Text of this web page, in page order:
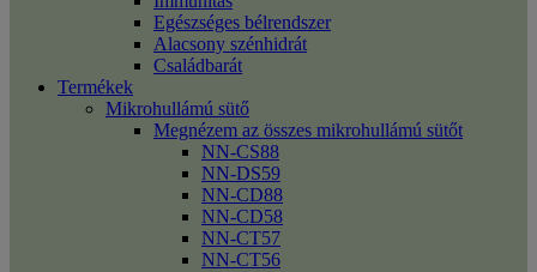
Egészséges bélrendszer
Alacsony szénhidrát
Családbarát
Termékek
Mikrohullámú sütő
Megnézem az összes mikrohullámú sütőt
NN-CS88
NN-DS59
NN-CD88
NN-CD58
NN-CT57
NN-CT56